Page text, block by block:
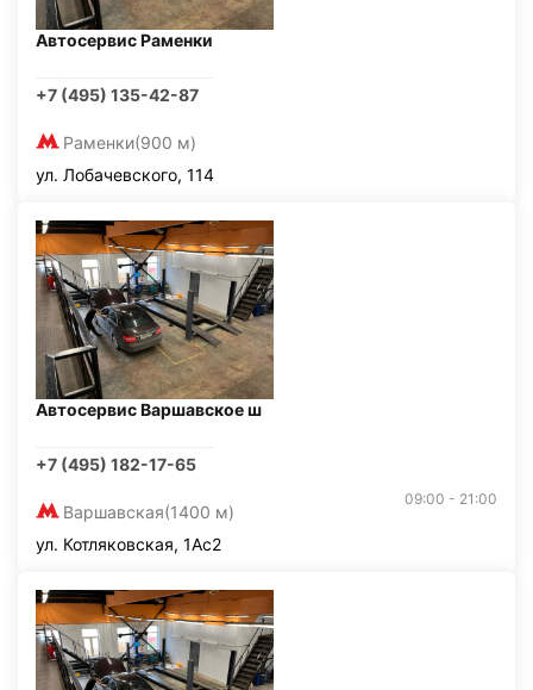
Автосервис Раменки
+7 (495) 135-42-87
Раменки(900 м)
ул. Лобачевского, 114
Автосервис Варшавское ш
+7 (495) 182-17-65
Варшавская(1400 м)
09:00 - 21:00
ул. Котляковская, 1Ас2